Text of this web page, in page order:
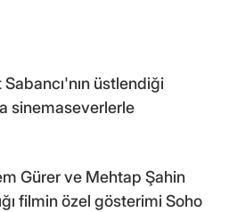
üstlendiği
sinemaseverlerle
Gürer ve Mehtap Şahin
filmin özel gösterimi Soho